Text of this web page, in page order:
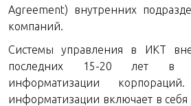
Agreement) внутренних
компаний.
Системы управления в ИКТ
последних 15-20 лет в
информатизации
информатизации включает в